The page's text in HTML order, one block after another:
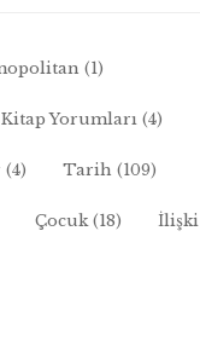
(1)
Kitap Yorumları (4)
(4) Tarih (109)
Çocuk(18) İlişki